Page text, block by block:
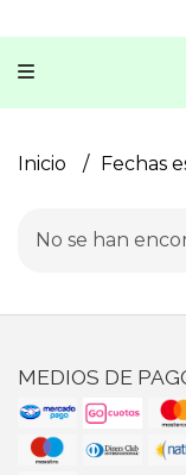
Inicio Fechas
No se han
MEDIOS DE